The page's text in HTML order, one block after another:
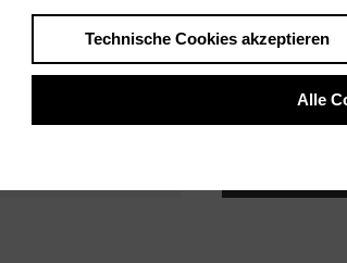
Technische Cookies akzeptieren
Alle